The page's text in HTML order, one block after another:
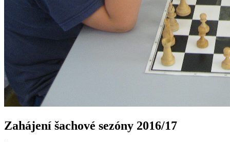
Zahájení šachové sezóny 2016/17